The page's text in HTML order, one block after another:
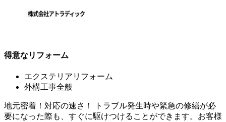
得意なリフォーム
エクステリアリフォーム
外構工事全般
地元密着！対応の速さ！ トラブル発生時や緊急の修繕が必
要になった際も、すぐに駆けつけることができます。お客様